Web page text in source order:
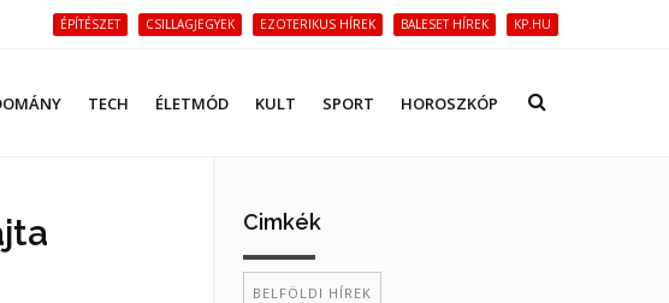
ÉPÍTÉSZET CSILLAGJEGYEK EZOTERIKUS HÍREK BALESET HÍREK KP.HU
TECH ÉLETMÓD KULT SPORT HOROSZKÓP
Cimkék
BELFÖLDI HÍREK